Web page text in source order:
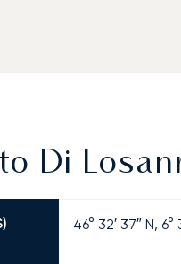
Di
46° 32′ 37″ N, 6°